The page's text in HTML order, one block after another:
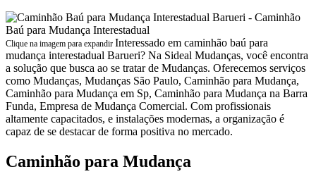
Clique na imagem para expandir Interessado em caminhão baú para
mudança interestadual Barueri? Na Sideal Mudanças, você encontra
a solução que busca ao se tratar de Mudanças. Oferecemos serviços
como Mudanças, Mudanças São Paulo, Caminhão para Mudança,
Caminhão para Mudança em Sp, Caminhão para Mudança na Barra
Funda, Empresa de Mudança Comercial. Com profissionais
altamente capacitados, e instalações modernas, a organização é
capaz de se destacar de forma positiva no mercado.
Caminhão para Mudança